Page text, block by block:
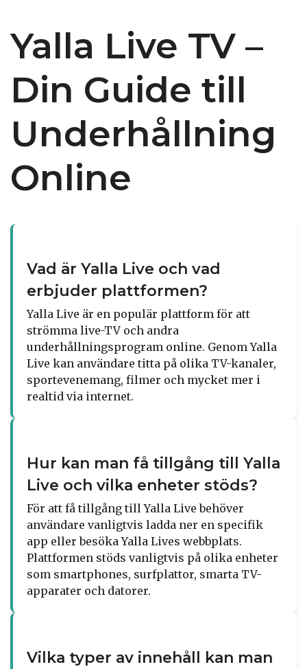
Yalla Live TV –
Din Guide till
Underhållning
Online
Vad är Yalla Live och vad
erbjuder plattformen?
Yalla Live är en populär plattform för att
strömma live-TV och andra
underhållningsprogram online. Genom Yalla
Live kan användare titta på olika TV-kanaler,
sportevenemang, filmer och mycket mer i
realtid via internet.
Hur kan man få tillgång till Yalla
Live och vilka enheter stöds?
För att få tillgång till Yalla Live behöver
användare vanligtvis ladda ner en specifik
app eller besöka Yalla Lives webbplats.
Plattformen stöds vanligtvis på olika enheter
som smartphones, surfplattor, smarta TV-
apparater och datorer.
Vilka typer av innehåll kan man